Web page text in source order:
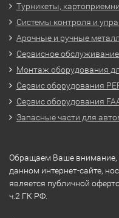
Турникеты,
Системы контроля и
Арочные и ручные
Сервисное
Монтаж оборудования
Сервис оборудования
Сервис оборудования
Запасные части для
Обращаем Ваше внимание,
данном интернет-сайте,
является публичной
ч.2 ГК РФ.